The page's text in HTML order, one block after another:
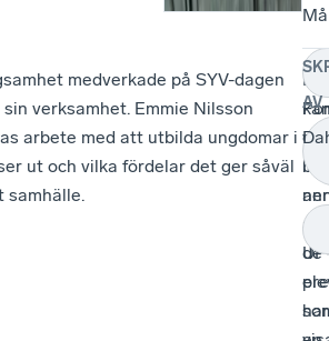
medverkade på SYV-dagen
verksamhet. Emmie Nilsson
arbete med att utbilda ungdomar i
ut och vilka fördelar det ger såväl
samhälle.
–
att
har
du
ner
de
AV